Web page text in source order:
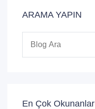
ARAMA YAPIN
En Çok Okunanlar